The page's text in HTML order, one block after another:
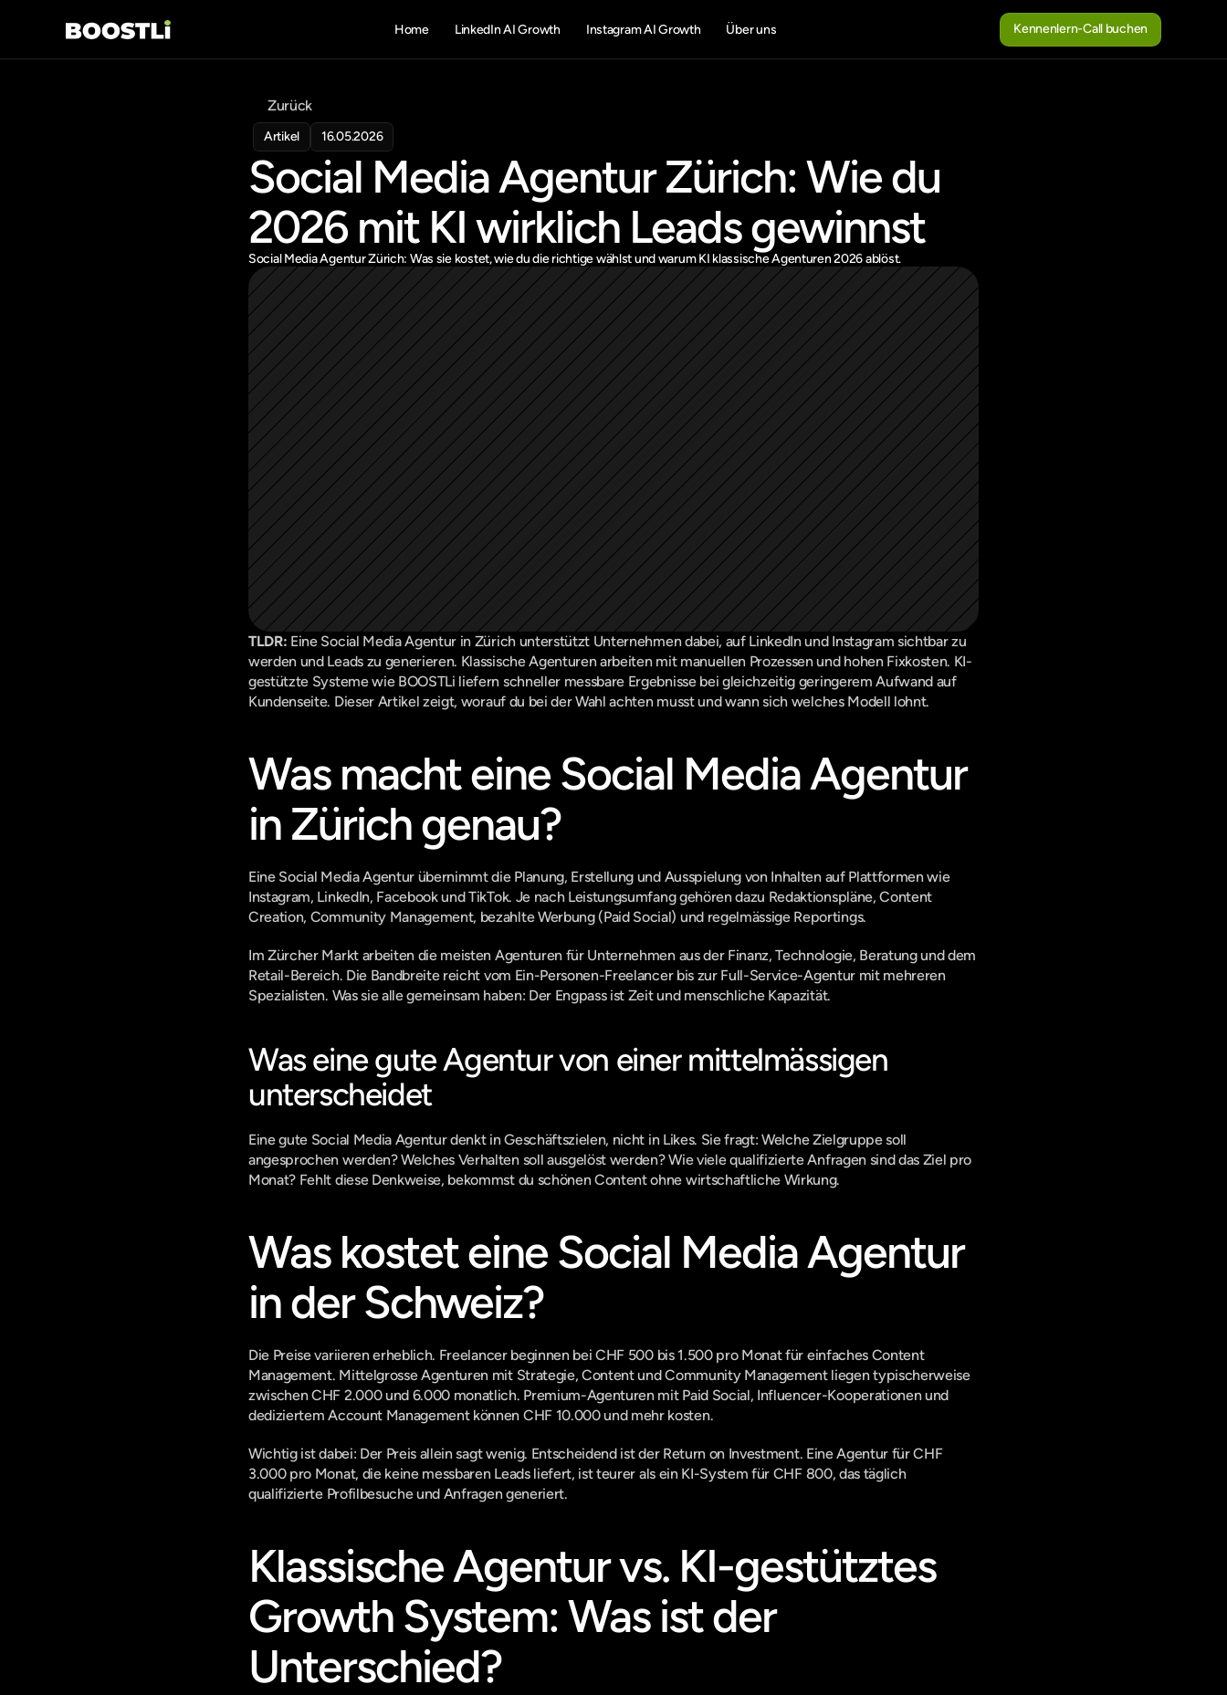
Home LinkedIn AI Growth Instagram AI Growth Über uns
Kennenlern-Call buchen
Kennenlern-Call buchen
Zurück
Artikel 16.05.2026
Social Media Agentur Zürich: Wie du
2026 mit KI wirklich Leads gewinnst
Social Media Agentur Zürich: Was sie kostet, wie du die richtige wählst und warum KI klassische Agenturen 2026 ablöst.
TLDR: Eine Social Media Agentur in Zürich unterstützt Unternehmen dabei, auf LinkedIn und Instagram sichtbar zu
werden und Leads zu generieren. Klassische Agenturen arbeiten mit manuellen Prozessen und hohen Fixkosten. KI-
gestützte Systeme wie BOOSTLi liefern schneller messbare Ergebnisse bei gleichzeitig geringerem Aufwand auf
Kundenseite. Dieser Artikel zeigt, worauf du bei der Wahl achten musst und wann sich welches Modell lohnt.
Was macht eine Social Media Agentur
in Zürich genau?
Eine Social Media Agentur übernimmt die Planung, Erstellung und Ausspielung von Inhalten auf Plattformen wie
Instagram, LinkedIn, Facebook und TikTok. Je nach Leistungsumfang gehören dazu Redaktionspläne, Content
Creation, Community Management, bezahlte Werbung (Paid Social) und regelmässige Reportings.
Im Zürcher Markt arbeiten die meisten Agenturen für Unternehmen aus der Finanz, Technologie, Beratung und dem
Retail-Bereich. Die Bandbreite reicht vom Ein-Personen-Freelancer bis zur Full-Service-Agentur mit mehreren
Spezialisten. Was sie alle gemeinsam haben: Der Engpass ist Zeit und menschliche Kapazität.
Was eine gute Agentur von einer mittelmässigen
unterscheidet
Eine gute Social Media Agentur denkt in Geschäftszielen, nicht in Likes. Sie fragt: Welche Zielgruppe soll
angesprochen werden? Welches Verhalten soll ausgelöst werden? Wie viele qualifizierte Anfragen sind das Ziel pro
Monat? Fehlt diese Denkweise, bekommst du schönen Content ohne wirtschaftliche Wirkung.
Was kostet eine Social Media Agentur
in der Schweiz?
Die Preise variieren erheblich. Freelancer beginnen bei CHF 500 bis 1.500 pro Monat für einfaches Content
Management. Mittelgrosse Agenturen mit Strategie, Content und Community Management liegen typischerweise
zwischen CHF 2.000 und 6.000 monatlich. Premium-Agenturen mit Paid Social, Influencer-Kooperationen und
dediziertem Account Management können CHF 10.000 und mehr kosten.
Wichtig ist dabei: Der Preis allein sagt wenig. Entscheidend ist der Return on Investment. Eine Agentur für CHF
3.000 pro Monat, die keine messbaren Leads liefert, ist teurer als ein KI-System für CHF 800, das täglich
qualifizierte Profilbesuche und Anfragen generiert.
Klassische Agentur vs. KI-gestütztes
Growth System: Was ist der
Unterschied?